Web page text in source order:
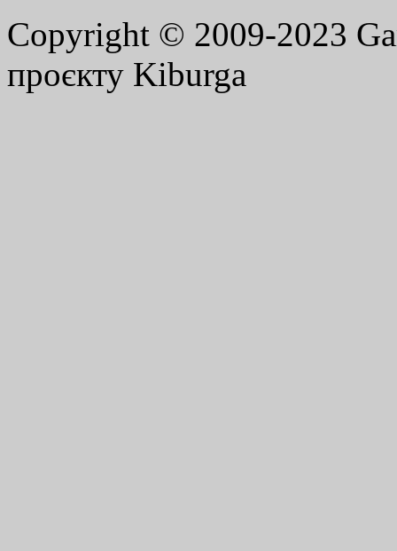
Copyright © 2009-2023
проєкту Kiburga